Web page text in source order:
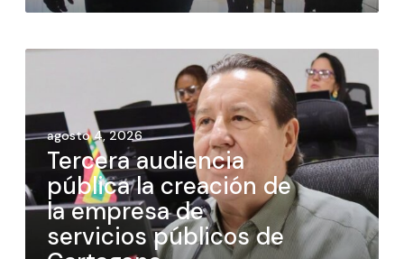
agosto 4, 2026
Tercera audiencia
pública la creación de
la empresa de
servicios públicos de